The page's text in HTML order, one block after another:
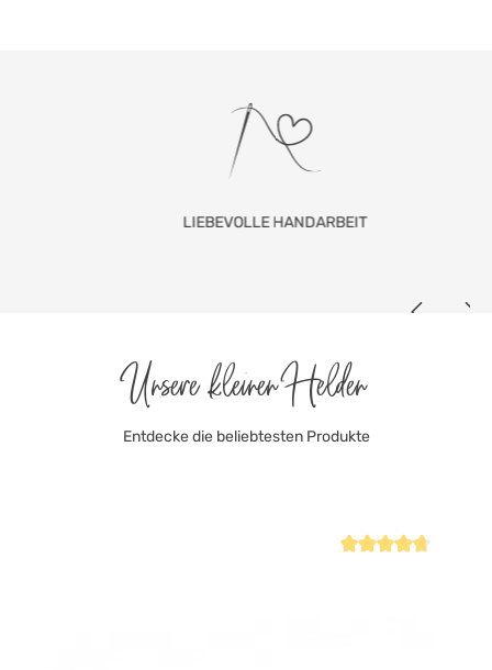
LIEBEVOLLE HANDARBEIT
Unsere kleinen Helden
Entdecke die beliebtesten Produkte